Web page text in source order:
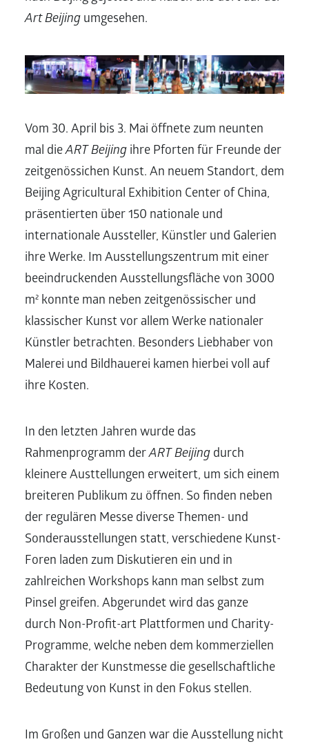
Art Beijing umgesehen.
Vom 30. April bis 3. Mai öffnete zum neunten
mal dieART Beijing ihre Pforten für Freunde der
zeitgenössichen Kunst. An neuem Standort, dem
Beijing Agricultural Exhibition Center of China,
präsentierten über 150 nationale und
internationale Aussteller, Künstler und Galerien
ihre Werke. Im Ausstellungszentrum mit einer
beeindruckenden Ausstellungsfläche von 3000
m² konnte man neben zeitgenössischer und
klassischer Kunst vor allem Werke nationaler
Künstler betrachten. Besonders Liebhaber von
Malerei und Bildhauerei kamen hierbei voll auf
ihre Kosten.
In den letzten Jahren wurde das
Rahmenprogramm derART Beijing durch
kleinere Austtellungen erweitert, um sich einem
breiteren Publikum zu öffnen. So finden neben
der regulären Messe diverse Themen- und
Sonderausstellungen statt, verschiedene Kunst-
Foren laden zum Diskutieren ein und in
zahlreichen Workshops kann man selbst zum
Pinsel greifen. Abgerundet wird das ganze
durch Non-Profit-art Plattformen und Charity-
Programme, welche neben dem kommerziellen
Charakter der Kunstmesse die gesellschaftliche
Bedeutung von Kunst in den Fokus stellen.
Im Großen und Ganzen war die Ausstellung nicht